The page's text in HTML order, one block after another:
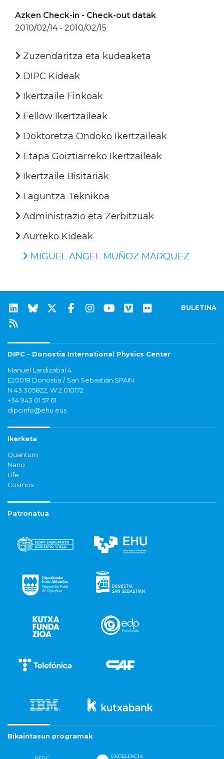
Azken Check-in - Check-out datak
2010/02/14 - 2010/02/15
Zuzendaritza eta kudeaketa
DIPC Kideak
Ikertzaile Finkoak
Fellow Ikertzaileak
Doktoretza Ondoko Ikertzaileak
Etapa Goiztiarreko Ikertzaileak
Ikertzaile Bisitariak
Laguntza Teknikoa
Administrazio eta Zerbitzuak
Aurreko Kideak
MIGUEL ANGEL MUÑOZ MARQUEZ
BULETINA
DIPC - Donostia International Physics Center
Manuel Lardizabal 4
E20018 Donostia / San Sebastián SPAIN
N 43.305822, W 2.010172
+34 943 01 57 61
dipcinfo@ehu.eus
Ikerketa
Quantum
Nano
Life
Cosmos
Patronatua
Bikaintasun programak